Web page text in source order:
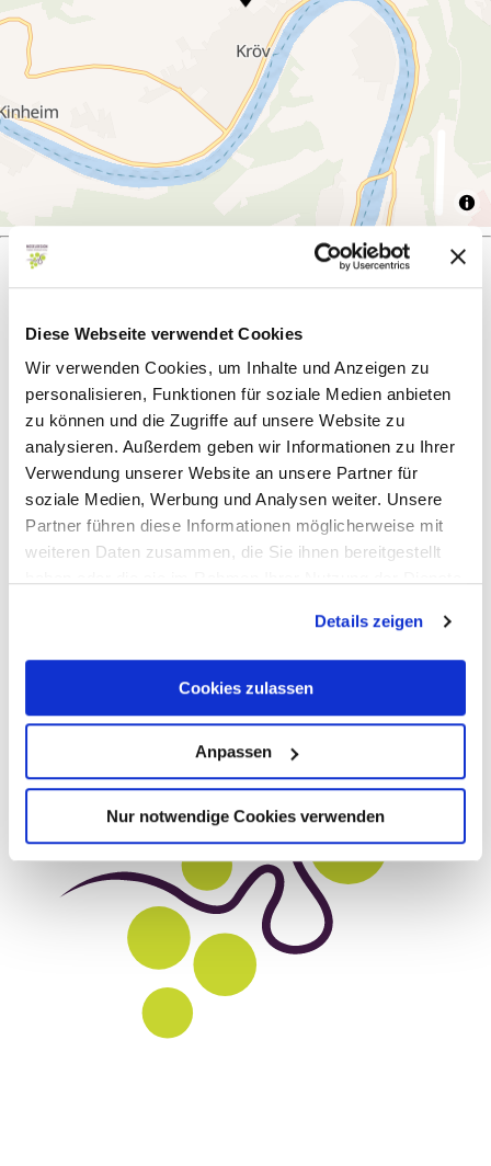
Diese Webseite verwendet Cookies
Wir verwenden Cookies, um Inhalte und Anzeigen zu
personalisieren, Funktionen für soziale Medien anbieten
zu können und die Zugriffe auf unsere Website zu
analysieren. Außerdem geben wir Informationen zu Ihrer
Verwendung unserer Website an unsere Partner für
soziale Medien, Werbung und Analysen weiter. Unsere
Partner führen diese Informationen möglicherweise mit
weiteren Daten zusammen, die Sie ihnen bereitgestellt
Details zeigen
Cookies zulassen
Anpassen
Nur notwendige Cookies verwenden
Anreise planen PDF erzeugen